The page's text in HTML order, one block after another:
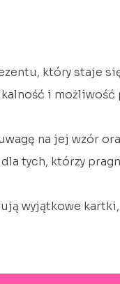
który staje
i
na jej wzór
tych, którzy
wyjątkowe